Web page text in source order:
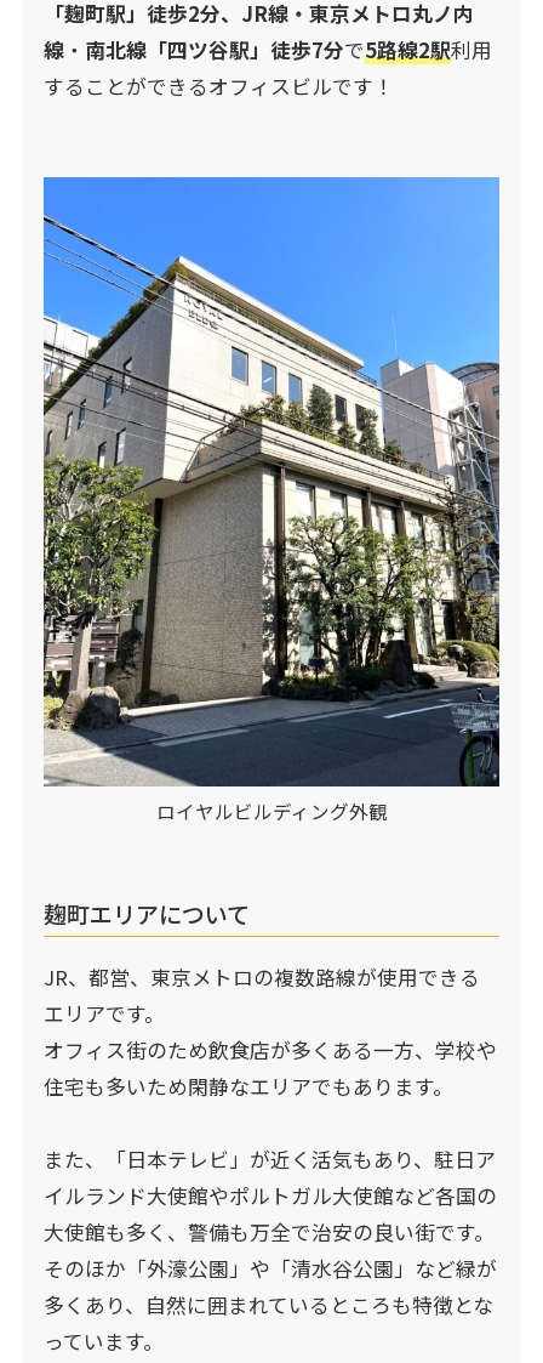
「麹町駅」徒歩2分、JR線・東京メトロ丸ノ内
線・ 南北線「四ツ谷駅」徒歩7分で5路線2駅利用
することができるオフィスビルです！
ロイヤルビルディング外観
麹町エリアについて
JR、都営、東京メトロの複数路線が使用できる
エリアです。
オフィス街のため飲食店が多くある一方、学校や
住宅も多いため閑静なエリアでもあります。
また、「日本テレビ」が近く活気もあり、駐日ア
イルランド大使館やポルトガル大使館など各国の
大使館も多く、警備も万全で治安の良い街です。
そのほか「外濠公園」や「清水谷公園」など緑が
多くあり、自然に囲まれているところも特徴とな
っています。